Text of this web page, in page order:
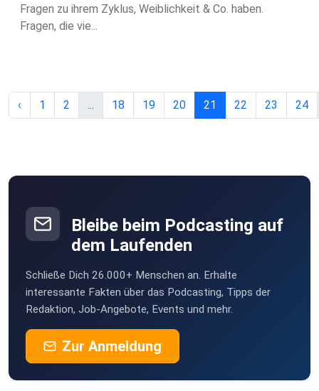
Fragen zu ihrem Zyklus, Weiblichkeit & Co. haben.
Fragen, die vie...
‹ 1 2 ... 18 19 20 21 22 23 24
Bleibe beim Podcasting auf
dem Laufenden
Schließe Dich 26.000+ Menschen an. Erhalte
interessante Fakten über das Podcasting, Tipps der
Redaktion, Job-Angebote, Events und mehr.
Zur Anmeldung